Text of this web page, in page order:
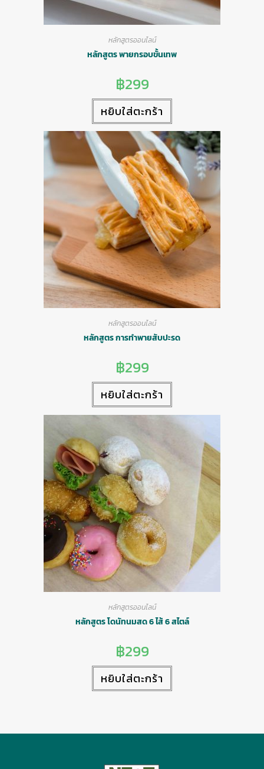
หลักสูตรออนไลน์
หลักสูตร พายกรอบขั้นเทพ
฿299
หยิบใส่ตะกร้า
หลักสูตรออนไลน์
หลักสูตร การทำพายสับปะรด
฿299
หยิบใส่ตะกร้า
หลักสูตรออนไลน์
หลักสูตร โดนัทนมสด 6 ไส้ 6 สไตล์
฿299
หยิบใส่ตะกร้า